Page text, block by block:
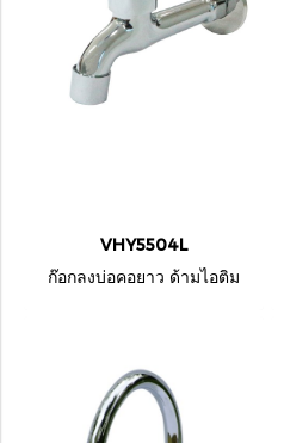
VHY5504L
ก๊อกลงบ่อคอยาว ด้ามไอติม